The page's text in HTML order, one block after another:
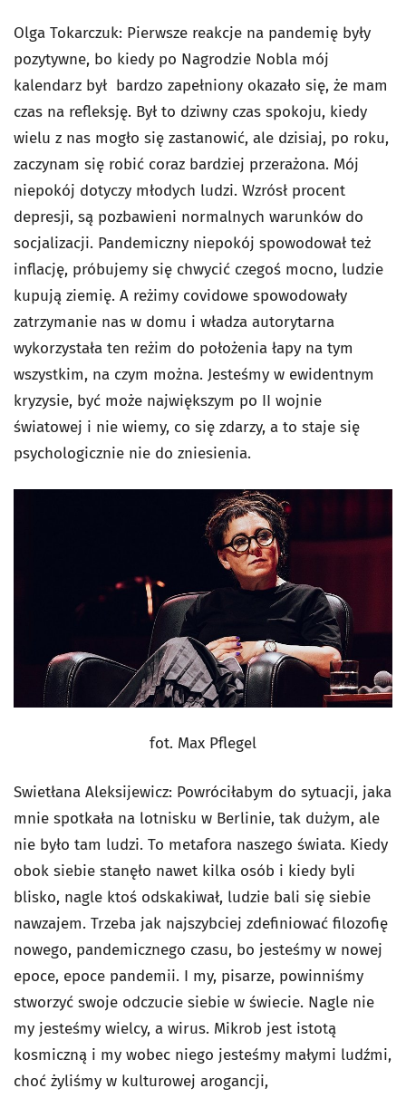
Olga Tokarczuk: Pierwsze reakcje na pandemię były
pozytywne, bo kiedy po Nagrodzie Nobla mój
kalendarz był bardzo zapełniony okazało się, że mam
czas na refleksję. Był to dziwny czas spokoju, kiedy
wielu z nas mogło się zastanowić, ale dzisiaj, po roku,
zaczynam się robić coraz bardziej przerażona. Mój
niepokój dotyczy młodych ludzi. Wzrósł procent
depresji, są pozbawieni normalnych warunków do
socjalizacji. Pandemiczny niepokój spowodował też
inflację, próbujemy się chwycić czegoś mocno, ludzie
kupują ziemię. A reżimy covidowe spowodowały
zatrzymanie nas w domu i władza autorytarna
wykorzystała ten reżim do położenia łapy na tym
wszystkim, na czym można. Jesteśmy w ewidentnym
kryzysie, być może największym po II wojnie
światowej i nie wiemy, co się zdarzy, a to staje się
psychologicznie nie do zniesienia.
fot. Max Pflegel
Swietłana Aleksijewicz: Powróciłabym do sytuacji, jaka
mnie spotkała na lotnisku w Berlinie, tak dużym, ale
nie było tam ludzi. To metafora naszego świata. Kiedy
obok siebie stanęło nawet kilka osób i kiedy byli
blisko, nagle ktoś odskakiwał, ludzie bali się siebie
nawzajem. Trzeba jak najszybciej zdefiniować filozofię
nowego, pandemicznego czasu, bo jesteśmy w nowej
epoce, epoce pandemii. I my, pisarze, powinniśmy
stworzyć swoje odczucie siebie w świecie. Nagle nie
my jesteśmy wielcy, a wirus. Mikrob jest istotą
kosmiczną i my wobec niego jesteśmy małymi ludźmi,
choć żyliśmy w kulturowej arogancji,